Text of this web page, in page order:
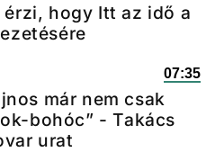
hogy Itt az idő a
07:35
már nem csak
bohóc” - Takács
urat